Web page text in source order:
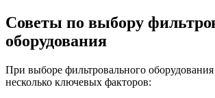
Советы по выбору
оборудования
При выборе фильтровального
несколько ключевых факторов: